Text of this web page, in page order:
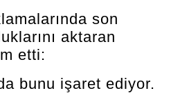
son
aktaran
etti:
bunu işaret ediyor.